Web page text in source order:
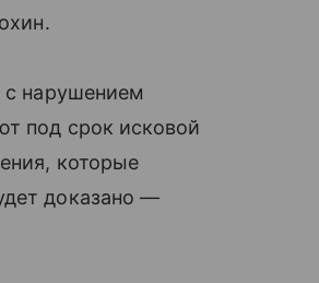
с нарушением
под срок исковой
которые
доказано —